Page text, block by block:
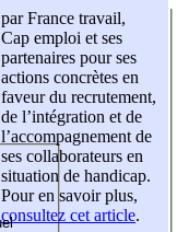
par France travail,
Cap emploi et ses
partenaires pour ses
actions concrètes en
faveur du recrutement,
de l’intégration et de
l’accompagnement de
ses collaborateurs en
situation de handicap.
Pour en savoir plus,
consultez cet article.